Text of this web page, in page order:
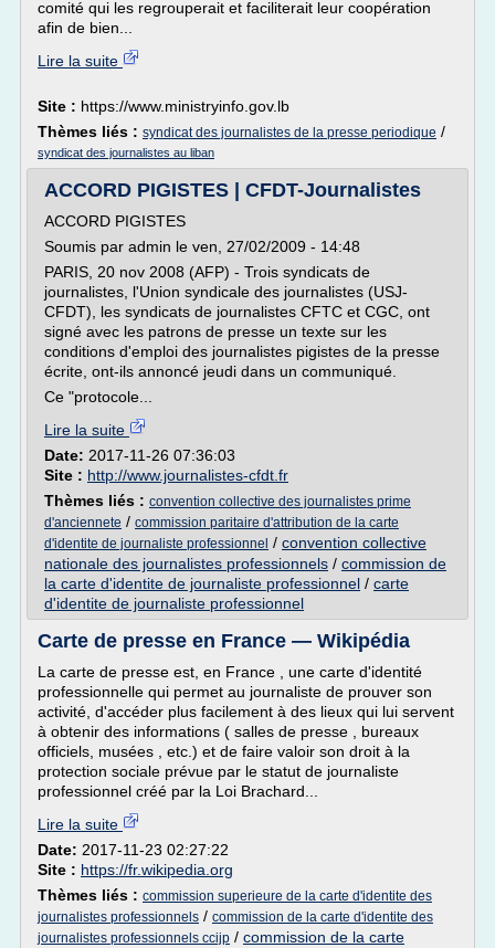
comité qui les regrouperait et faciliterait leur coopération
afin de bien...
Lire la suite
Site : https://www.ministryinfo.gov.lb
Thèmes liés : syndicat des journalistes de la presse periodique /
syndicat des journalistes au liban
ACCORD PIGISTES | CFDT-Journalistes
ACCORD PIGISTES
Soumis par admin le ven, 27/02/2009 - 14:48
PARIS, 20 nov 2008 (AFP) - Trois syndicats de
journalistes, l'Union syndicale des journalistes (USJ-
CFDT), les syndicats de journalistes CFTC et CGC, ont
signé avec les patrons de presse un texte sur les
conditions d'emploi des journalistes pigistes de la presse
écrite, ont-ils annoncé jeudi dans un communiqué.
Ce "protocole...
Lire la suite
Date: 2017-11-26 07:36:03
Site : http://www.journalistes-cfdt.fr
Thèmes liés : convention collective des journalistes prime
d'anciennete / commission paritaire d'attribution de la carte
d'identite de journaliste professionnel / convention collective
nationale des journalistes professionnels / commission de
la carte d'identite de journaliste professionnel / carte
d'identite de journaliste professionnel
Carte de presse en France — Wikipédia
La carte de presse est, en France , une carte d'identité
professionnelle qui permet au journaliste de prouver son
activité, d'accéder plus facilement à des lieux qui lui servent
à obtenir des informations ( salles de presse , bureaux
officiels, musées , etc.) et de faire valoir son droit à la
protection sociale prévue par le statut de journaliste
professionnel créé par la Loi Brachard...
Lire la suite
Date: 2017-11-23 02:27:22
Site : https://fr.wikipedia.org
Thèmes liés : commission superieure de la carte d'identite des
journalistes professionnels / commission de la carte d'identite des
journalistes professionnels ccijp / commission de la carte